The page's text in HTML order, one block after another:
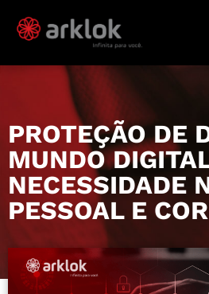
PROTEÇÃO DE
MUNDO
NECESSIDADE
PESSOAL E